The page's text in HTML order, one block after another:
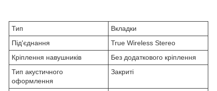
Тип
Вкладки
Під'єднання
True Wireless Stereo
Кріплення навушників
Без додаткового кріплення
Тип акустичного
оформлення
Закриті